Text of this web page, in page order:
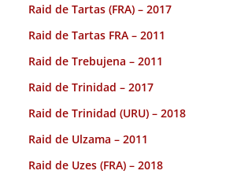
Raid de Tartas (FRA) – 2017
Raid de Tartas FRA – 2011
Raid de Trebujena – 2011
Raid de Trinidad – 2017
Raid de Trinidad (URU) – 2018
Raid de Ulzama – 2011
Raid de Uzes (FRA) – 2018